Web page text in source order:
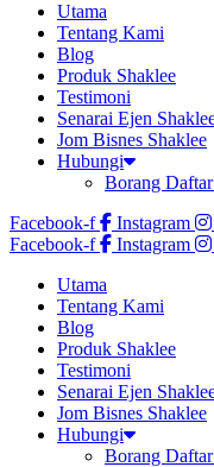
Utama
Tentang Kami
Blog
Produk Shaklee
Testimoni
Senarai Ejen
Jom Bisnes Shaklee
Hubungi
Borang
Facebook-f
Instagram
Facebook-f
Instagram
Utama
Tentang Kami
Blog
Produk Shaklee
Testimoni
Senarai Ejen
Jom Bisnes Shaklee
Hubungi
Borang